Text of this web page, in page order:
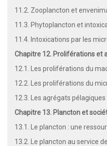
11.2. Zooplancton et
11.3. Phytoplancton et
11.4. Intoxications par les
Chapitre 12. Proliférations et
12.1. Les proliférations du
12.2. Les proliférations du
12.3. Les agrégats pélagiques
Chapitre 13. Plancton et
13.1. Le plancton : une
13.2. Le plancton au service